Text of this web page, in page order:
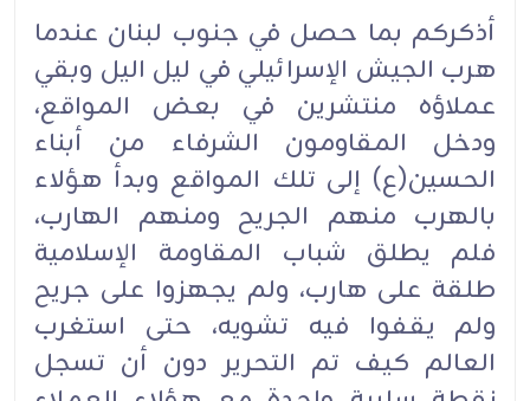
أذكركم بما حصل في جنوب لبنان عندما
هرب الجيش الإسرائيلي في ليل اليل وبقي
عملاؤه منتشرين في بعض المواقع،
ودخل المقاومون الشرفاء من أبناء
الحسين(ع) إلى تلك المواقع وبدأ هؤلاء
بالهرب منهم الجريح ومنهم الهارب،
فلم يطلق شباب المقاومة الإسلامية
طلقة على هارب، ولم يجهزوا على جريح
ولم يقفوا فيه تشويه، حتى استغرب
العالم كيف تم التحرير دون أن تسجل